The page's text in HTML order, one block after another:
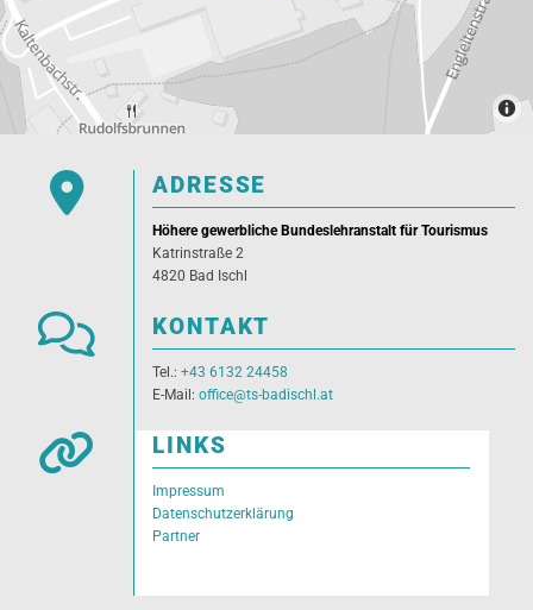
 ADRESSE
Höhere gewerbliche Bundeslehranstalt für Tourismus
Katrinstraße 2
4820 Bad Ischl
 KONTAKT
Tel.: +43 6132 24458
E-Mail: office@ts-badischl.at
 LINKS
Impressum
Datenschutzerklärung
Partner